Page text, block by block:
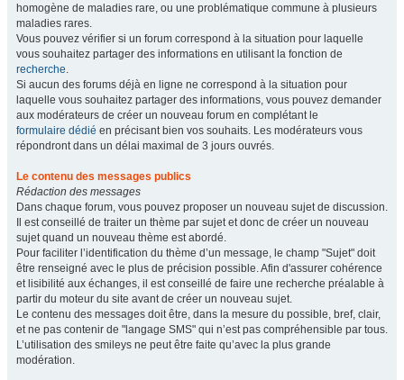
homogène de maladies rare, ou une problématique commune à plusieurs
maladies rares.
Vous pouvez vérifier si un forum correspond à la situation pour laquelle
vous souhaitez partager des informations en utilisant la fonction de
recherche.
Si aucun des forums déjà en ligne ne correspond à la situation pour
laquelle vous souhaitez partager des informations, vous pouvez demander
aux modérateurs de créer un nouveau forum en complétant le
formulaire dédié en précisant bien vos souhaits. Les modérateurs vous
répondront dans un délai maximal de 3 jours ouvrés.
Le contenu des messages publics
Rédaction des messages
Dans chaque forum, vous pouvez proposer un nouveau sujet de discussion.
Il est conseillé de traiter un thème par sujet et donc de créer un nouveau
sujet quand un nouveau thème est abordé.
Pour faciliter l’identification du thème d’un message, le champ "Sujet" doit
être renseigné avec le plus de précision possible. Afin d'assurer cohérence
et lisibilité aux échanges, il est conseillé de faire une recherche préalable à
partir du moteur du site avant de créer un nouveau sujet.
Le contenu des messages doit être, dans la mesure du possible, bref, clair,
et ne pas contenir de "langage SMS" qui n’est pas compréhensible par tous.
L’utilisation des smileys ne peut être faite qu’avec la plus grande
modération.